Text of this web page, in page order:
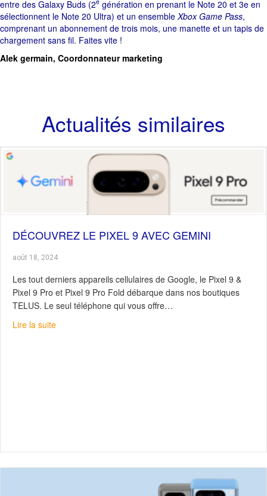
entre des Galaxy Buds (2 génération en prenant le Note 20 et 3e en
sélectionnent le Note 20 Ultra) et un ensemble Xbox Game Pass,
comprenant un abonnement de trois mois, une manette et un tapis de
chargement sans fil. Faites vite !
Alek germain, Coordonnateur marketing
Actualités similaires
DÉCOUVREZ LE PIXEL 9 AVEC GEMINI
août 18, 2024
Les tout derniers appareils cellulaires de Google, le Pixel 9 &
Pixel 9 Pro et Pixel 9 Pro Fold débarque dans nos boutiques
TELUS. Le seul téléphone qui vous offre…
Lire la suiteabout Découvrez le Pixel 9 avec Gemini